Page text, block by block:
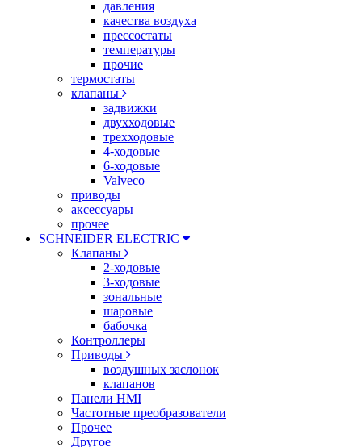
давления
качества воздуха
прессостаты
температуры
прочие
термостаты
клапаны
задвижки
двухходовые
трехходовые
4-ходовые
6-ходовые
Valveco
приводы
аксессуары
прочее
SCHNEIDER ELECTRIC
Клапаны
2-ходовые
3-ходовые
зональные
шаровые
бабочка
Контроллеры
Приводы
воздушных заслонок
клапанов
Панели HMI
Частотные преобразователи
Прочее
Другое